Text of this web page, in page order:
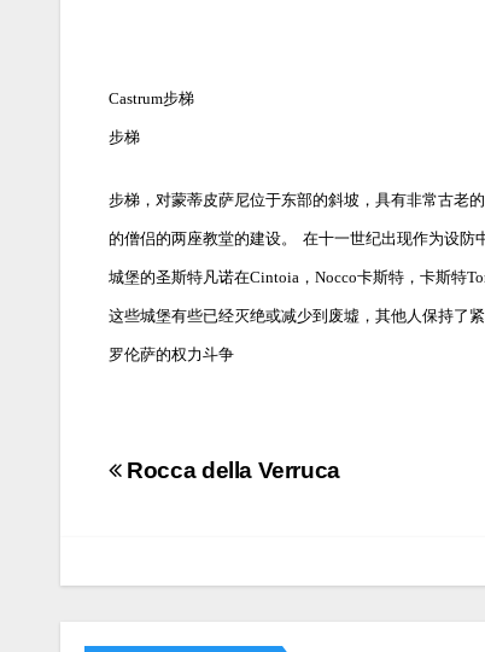
Castrum步梯
步梯
步梯，对蒙蒂皮萨尼位于东部的斜坡，具有非常古老的
的僧侣的两座教堂的建设。 在十一世纪出现作为设防
城堡的圣斯特凡诺在Cintoia，Nocco卡斯特，卡斯特
这些城堡有些已经灭绝或减少到废墟，其他人保持了
罗伦萨的权力斗争
Navigazione
Rocca della Verruca